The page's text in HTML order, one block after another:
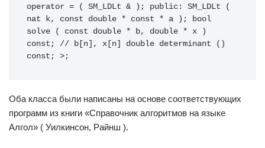
operator = ( SM_LDLt & ); public: SM_LDLt (
nat k, const double * const * a ); bool
solve ( const double * b, double * x )
const; // b[n], x[n] double determinant ()
const; >;
Оба класса были написаны на основе соответствующих
программ из книги «Справочник алгоритмов на языке
Алгол» ( Уилкинсон, Райнш ).